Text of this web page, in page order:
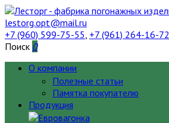
lestorg.opt@mail.ru
+7 (960) 599-75-55, +7 (961) 264-16-72
Поиск 0
О компании
Полезные статьи
Памятка покупателю
Продукция